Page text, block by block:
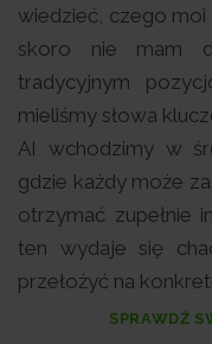
wiedzieć, czego moi
skoro nie mam
tradycyjnym
mieliśmy słowa
AI wchodzimy w
gdzie każdy może
otrzymać zupełnie
ten wydaje się
przełożyć na
SPRAWDŹ